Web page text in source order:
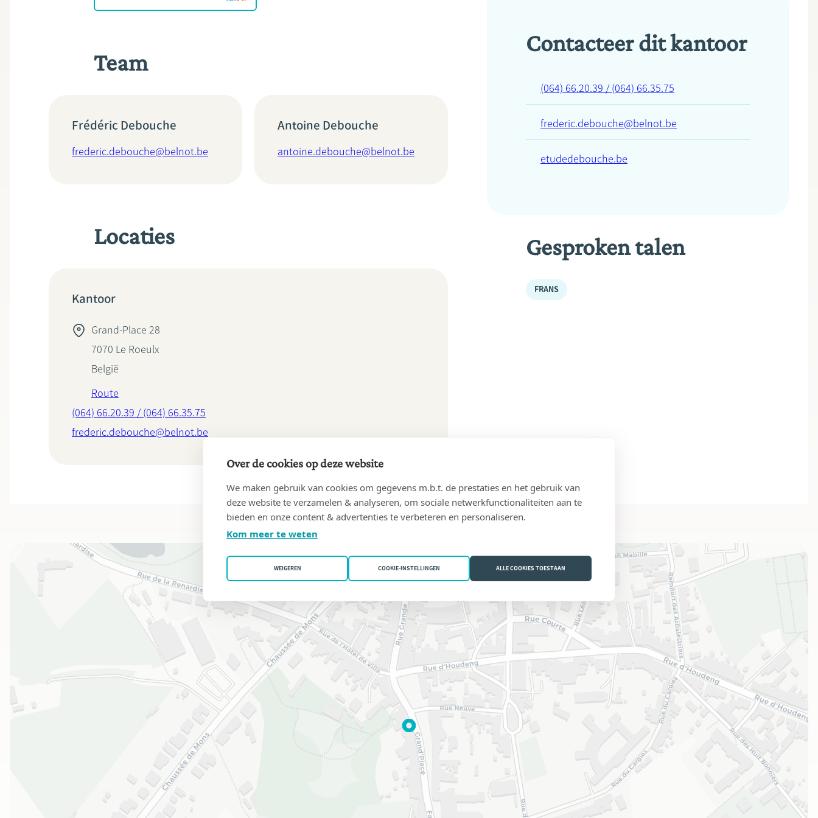
Team
Frédéric Debouche
frederic.debouche@belnot.be
Antoine Debouche
antoine.debouche@belnot.be
Locaties
Kantoor
Grand-Place 28
7070 Le Roeulx
België
Route
(064) 66.20.39 / (064) 66.35.75
frederic.debouche@belnot.be
Contacteer dit kantoor
(064) 66.20.39 / (064) 66.35.75
frederic.debouche@belnot.be
etudedebouche.be
Gesproken talen
FRANS
Over de cookies op deze website
We maken gebruik van cookies om gegevens m.b.t. de prestaties en het gebruik van
deze website te verzamelen & analyseren, om sociale netwerkfunctionaliteiten aan te
bieden en onze content & advertenties te verbeteren en personaliseren.
Kom meer te weten
WEIGEREN COOKIE-INSTELLINGEN ALLE COOKIES TOESTAAN